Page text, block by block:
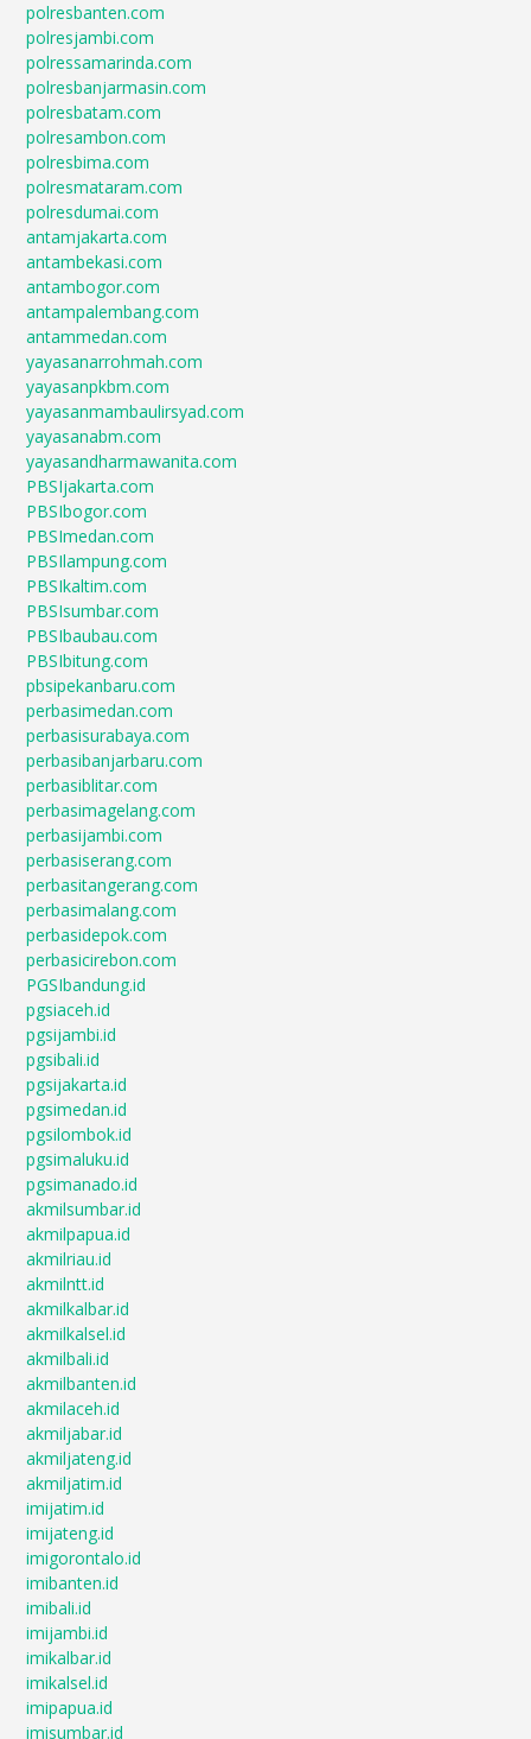
polresbanten.com
polresjambi.com
polressamarinda.com
polresbanjarmasin.com
polresbatam.com
polresambon.com
polresbima.com
polresmataram.com
polresdumai.com
antamjakarta.com
antambekasi.com
antambogor.com
antampalembang.com
antammedan.com
yayasanarrohmah.com
yayasanpkbm.com
yayasanmambaulirsyad.com
yayasanabm.com
yayasandharmawanita.com
PBSIjakarta.com
PBSIbogor.com
PBSImedan.com
PBSIlampung.com
PBSIkaltim.com
PBSIsumbar.com
PBSIbaubau.com
PBSIbitung.com
pbsipekanbaru.com
perbasimedan.com
perbasisurabaya.com
perbasibanjarbaru.com
perbasiblitar.com
perbasimagelang.com
perbasijambi.com
perbasiserang.com
perbasitangerang.com
perbasimalang.com
perbasidepok.com
perbasicirebon.com
PGSIbandung.id
pgsiaceh.id
pgsijambi.id
pgsibali.id
pgsijakarta.id
pgsimedan.id
pgsilombok.id
pgsimaluku.id
pgsimanado.id
akmilsumbar.id
akmilpapua.id
akmilriau.id
akmilntt.id
akmilkalbar.id
akmilkalsel.id
akmilbali.id
akmilbanten.id
akmilaceh.id
akmiljabar.id
akmiljateng.id
akmiljatim.id
imijatim.id
imijateng.id
imigorontalo.id
imibanten.id
imibali.id
imijambi.id
imikalbar.id
imikalsel.id
imipapua.id
imisumbar.id